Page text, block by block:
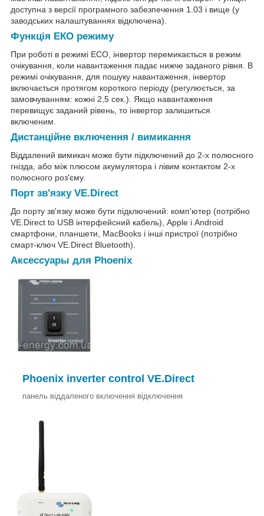
доступна з версії програмного забезпечення 1.03 і вище (у
заводських налаштуваннях відключена).
Функція ЕКО режиму
При роботі в режимі ECO, інвертор перемикається в режим
очікування, коли навантаження падає нижче заданого рівня. В
режимі очікування, для пошуку навантаження, інвертор
включається протягом короткого періоду (регулюється, за
замовчуванням: кожні 2,5 сек.). Якщо навантаження
перевищує заданий рівень, то інвертор залишиться
включеним.
Дистанційне включення / вимикання
Віддалений вимикач може бути підключений до 2-х полюсного
гнізда, або між плюсом акумулятора і лівим контактом 2-х
полюсного роз'єму.
Порт зв'язку VE.Direct
До порту зв'язку може бути підключений: комп'ютер (потрібно
VE.Direct to USB інтерфейсний кабель), Apple і Android
смартфони, планшети, MacBooks і інші пристрої (потрібно
смарт-ключ VE.Direct Bluetooth).
Аксессуары для Phoenix
Phoenix inverter control VE.Direct
панель віддаленого включення відключення